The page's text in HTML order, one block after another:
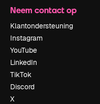
Neem contact op
Klantondersteuning
Instagram
YouTube
LinkedIn
TikTok
Discord
X